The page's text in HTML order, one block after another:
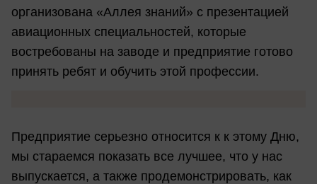
организована «Аллея знаний» с презентацией
авиационных специальностей, которые
востребованы на заводе и предприятие готово
принять ребят и обучить этой профессии.
Предприятие серьезно относится к к этому Дню,
мы стараемся показать все лучшее, что у нас
выпускается, а также продемонстрировать, как